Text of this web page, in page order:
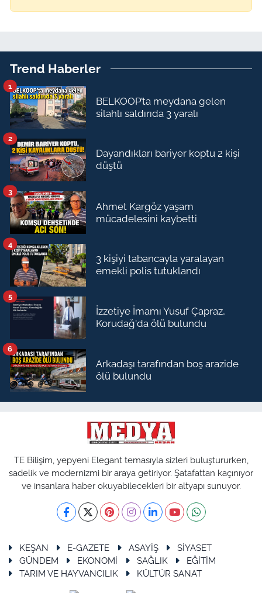
Trend Haberler
BELKOOP’ta meydana gelen
silahlı saldırıda 3 yaralı
1
Dayandıkları bariyer koptu 2 kişi
düştü
2
Ahmet Kargöz yaşam
mücadelesini kaybetti
3
3 kişiyi tabancayla yaralayan
emekli polis tutuklandı
4
İzzetiye İmamı Yusuf Çapraz,
Korudağ'da ölü bulundu
5
Arkadaşı tarafından boş arazide
ölü bulundu
6
TE Bilişim, yepyeni Elegant temasıyla sizleri buluştururken,
sadelik ve modernizmi bir araya getiriyor. Şatafattan kaçınıyor
ve insanlara haber okuyabilecekleri bir altyapı sunuyor.
KEŞAN E-GAZETE ASAYİŞ
SİYASET
GÜNDEM
EKONOMİ SAĞLIK
EĞİTİM
TARIM VE HAYVANCILIK
KÜLTÜR SANAT